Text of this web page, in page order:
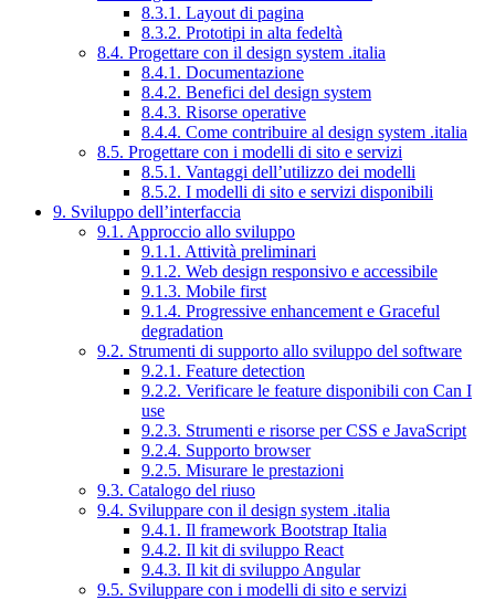
8.3.1. Layout di pagina
8.3.2. Prototipi in alta fedeltà
8.4. Progettare con il design system .italia
8.4.1. Documentazione
8.4.2. Benefici del design system
8.4.3. Risorse operative
8.4.4. Come contribuire al design system .italia
8.5. Progettare con i modelli di sito e servizi
8.5.1. Vantaggi dell’utilizzo dei modelli
8.5.2. I modelli di sito e servizi disponibili
9. Sviluppo dell’interfaccia
9.1. Approccio allo sviluppo
9.1.1. Attività preliminari
9.1.2. Web design responsivo e accessibile
9.1.3. Mobile first
9.1.4. Progressive enhancement e Graceful
degradation
9.2. Strumenti di supporto allo sviluppo del software
9.2.1. Feature detection
9.2.2. Verificare le feature disponibili con Can I
use
9.2.3. Strumenti e risorse per CSS e JavaScript
9.2.4. Supporto browser
9.2.5. Misurare le prestazioni
9.3. Catalogo del riuso
9.4. Sviluppare con il design system .italia
9.4.1. Il framework Bootstrap Italia
9.4.2. Il kit di sviluppo React
9.4.3. Il kit di sviluppo Angular
9.5. Sviluppare con i modelli di sito e servizi